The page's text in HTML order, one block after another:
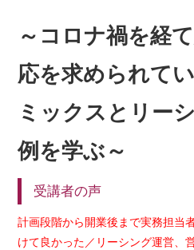
～コロナ禍を経
応を求められて
ミックスとリー
例を学ぶ～
受講者の声
計画段階から開業後まで実務担当
けて良かった／リーシング運営、